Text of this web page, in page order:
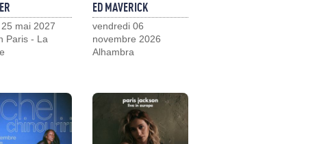
mai 2027
Paris - La
ED MAVERICK
vendredi 06
novembre 2026
Alhambra